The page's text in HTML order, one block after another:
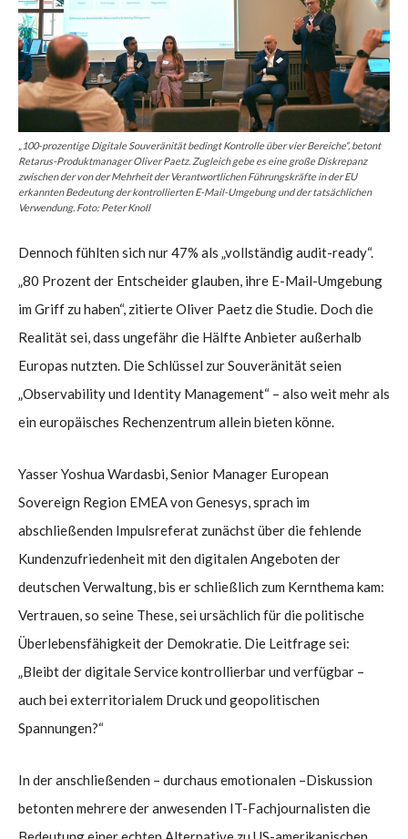
„100-prozentige Digitale Souveränität bedingt Kontrolle über vier Bereiche“, betont
Retarus-Produktmanager Oliver Paetz. Zugleich gebe es eine große Diskrepanz
zwischen der von der Mehrheit der Verantwortlichen Führungskräfte in der EU
erkannten Bedeutung der kontrollierten E-Mail-Umgebung und der tatsächlichen
Verwendung. Foto: Peter Knoll
Dennoch fühlten sich nur 47% als „vollständig audit-ready“.
„80 Prozent der Entscheider glauben, ihre E-Mail-Umgebung
im Griff zu haben“, zitierte Oliver Paetz die Studie. Doch die
Realität sei, dass ungefähr die Hälfte Anbieter außerhalb
Europas nutzten. Die Schlüssel zur Souveränität seien
„Observability und Identity Management“ – also weit mehr als
ein europäisches Rechenzentrum allein bieten könne.
Yasser Yoshua Wardasbi, Senior Manager European
Sovereign Region EMEA von Genesys, sprach im
abschließenden Impulsreferat zunächst über die fehlende
Kundenzufriedenheit mit den digitalen Angeboten der
deutschen Verwaltung, bis er schließlich zum Kernthema kam:
Vertrauen, so seine These, sei ursächlich für die politische
Überlebensfähigkeit der Demokratie. Die Leitfrage sei:
„Bleibt der digitale Service kontrollierbar und verfügbar –
auch bei exterritorialem Druck und geopolitischen
Spannungen?“
In der anschließenden – durchaus emotionalen –Diskussion
betonten mehrere der anwesenden IT-Fachjournalisten die